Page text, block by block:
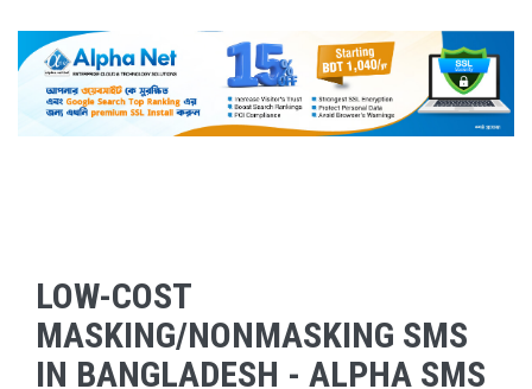
LOW-COST
MASKING/NONMASKING SMS
IN BANGLADESH - ALPHA SMS